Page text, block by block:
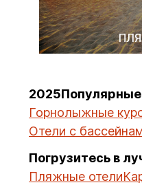
2025Популярные
Горнолыжные
Отели с
Погрузитесь в
Пляжные отели